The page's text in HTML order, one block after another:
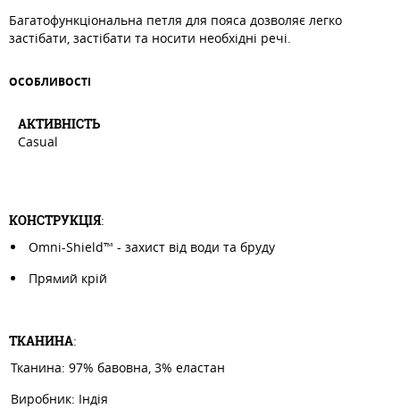
Багатофункціональна петля для пояса дозволяє легко
застібати, застібати та носити необхідні речі.
ОСОБЛИВОСТI
АКТИВНIСТЬ
Casual
КОНСТРУКЦІЯ:
Omni-Shield™ - захист від води та бруду
Прямий крій
ТКАНИНА:
Тканина: 97% бавовна, 3% еластан
Виробник: Індія